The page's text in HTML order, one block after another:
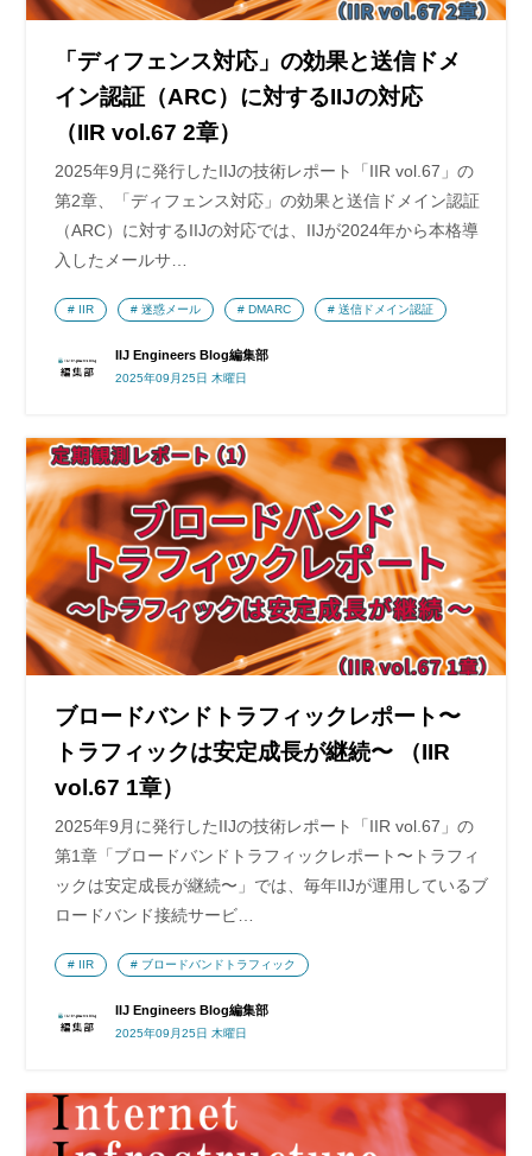
「ディフェンス対応」の効果と送信ドメ
イン認証（ARC）に対するIIJの対応
（IIR vol.67 2章）
2025年9月に発行したIIJの技術レポート「IIR vol.67」の
第2章、「ディフェンス対応」の効果と送信ドメイン認証
（ARC）に対するIIJの対応では、IIJが2024年から本格導
入したメールサ…
IIJ Engineers Blog編集部
2025年09月25日 木曜日
IIR 迷惑メール DMARC 送信ドメイン認証
ブロードバンドトラフィックレポート〜
トラフィックは安定成長が継続〜 （IIR
vol.67 1章）
2025年9月に発行したIIJの技術レポート「IIR vol.67」の
第1章「ブロードバンドトラフィックレポート〜トラフィ
ックは安定成長が継続〜」では、毎年IIJが運用しているブ
ロードバンド接続サービ…
IIJ Engineers Blog編集部
2025年09月25日 木曜日
IIR ブロードバンドトラフィック